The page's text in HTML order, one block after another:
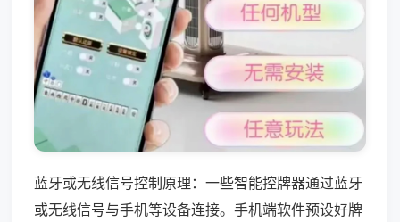
蓝牙或无线信号控制原理：一些智能控牌器通过蓝牙
或无线信号与手机等设备连接。手机端软件预设好牌